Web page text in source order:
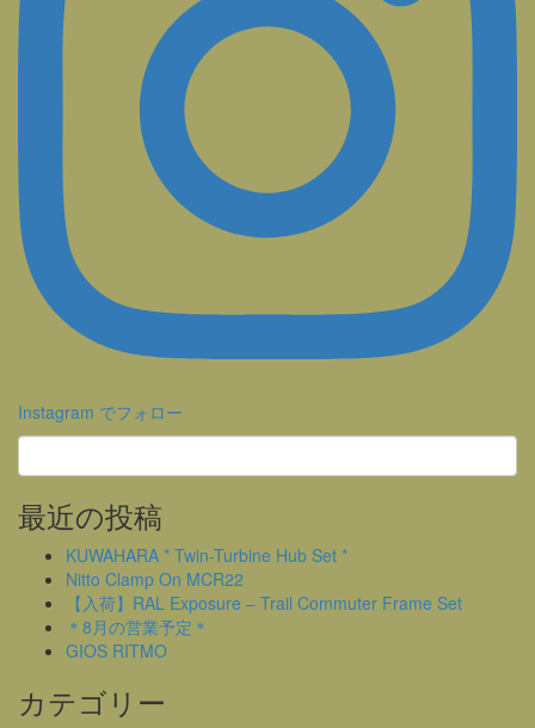
Instagram でフォロー
最近の投稿
KUWAHARA * Twin-Turbine Hub Set *
Nitto Clamp On MCR22
【入荷】RAL Exposure – Trail Commuter Frame Set
＊8月の営業予定＊
GIOS RITMO
カテゴリー